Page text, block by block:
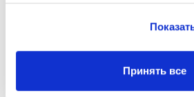
Принять все